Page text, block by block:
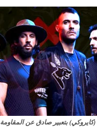
بتعبير صادق عن المقاومة